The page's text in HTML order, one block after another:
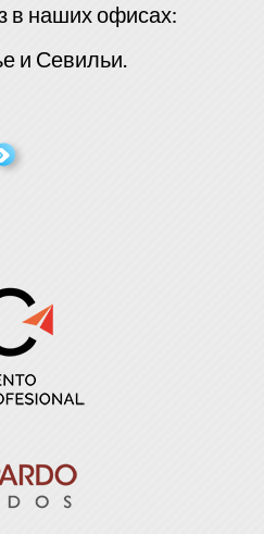
в наших офисах:
и Севильи.